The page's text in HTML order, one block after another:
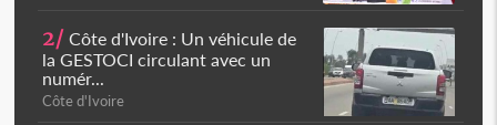
2/ Côte d'Ivoire : Un véhicule de
la GESTOCI circulant avec un
numér...
Côte d'Ivoire